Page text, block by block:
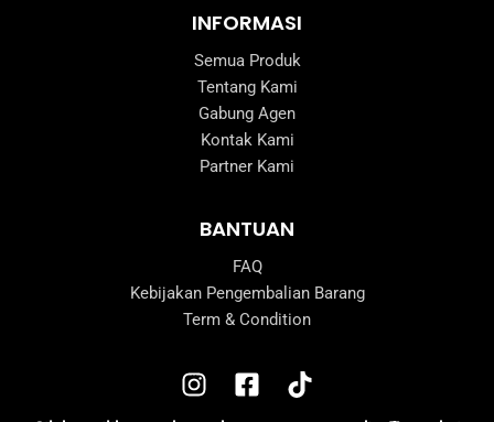
INFORMASI
Semua Produk
Tentang Kami
Gabung Agen
Kontak Kami
Partner Kami
BANTUAN
FAQ
Kebijakan Pengembalian Barang
Term & Condition